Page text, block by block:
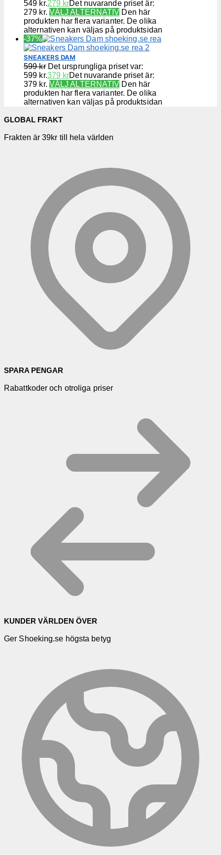
549 kr.279 krDet nuvarande priset är:
279 kr. VÄLJ ALTERNATIV Den här
produkten har flera varianter. De olika
alternativen kan väljas på produktsidan
-37%
SNEAKERS DAM
599kr Det ursprungliga priset var:
599 kr.379 krDet nuvarande priset är:
379 kr. VÄLJ ALTERNATIV Den här
produkten har flera varianter. De olika
alternativen kan väljas på produktsidan
GLOBAL FRAKT
Frakten är 39kr till hela världen
SPARA PENGAR
Rabattkoder och otroliga priser
KUNDER VÄRLDEN ÖVER
Ger Shoeking.se högsta betyg